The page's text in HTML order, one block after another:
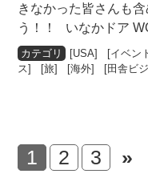
きなかった皆さんも
う！！ いなかドア
[USA] [イベン
ス] [旅] [海外] [田舎ビ
1 2 3 »